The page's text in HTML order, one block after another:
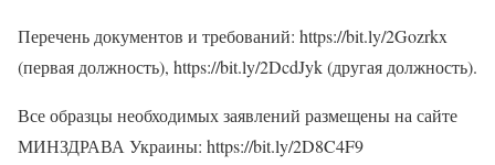
Перечень документов и требований: https://bit.ly/2Gozrkx
(первая должность), https://bit.ly/2DcdJyk (другая должность).
Все образцы необходимых заявлений размещены на сайте
МИНЗДРАВА Украины: https://bit.ly/2D8C4F9